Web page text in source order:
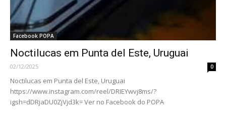
Facebook POPA
Noctilucas em Punta del Este, Uruguai
02/12/2025 0
Noctilucas em Punta del Este, Uruguai
https://www.instagram.com/reel/DRIEYwvj8ms/?
igsh=dDRjaDU0ZjVjd3k= Ver no Facebook do POPA